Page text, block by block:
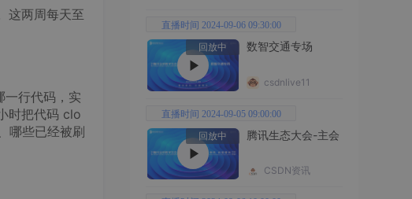
这两周每天至
一行代码，实
时把代码 clo
哪些已经被刷
直播时间 2024-09-06 09:30:00
回放中
数智交通专场
csdnlive11
直播时间 2024-09-05 09:00:00
回放中
腾讯生态大会-主会
CSDN资讯